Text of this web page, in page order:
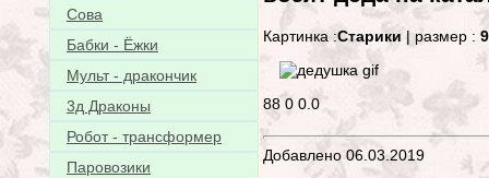
Сова
Бабки - Ёжки
Мульт - дракончик
3д Драконы
Робот - трансформер
Паровозики
Картинка :Старики | размер :
88 0 0.0
Добавлено 06.03.2019